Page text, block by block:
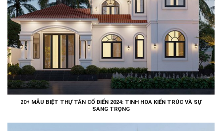
20+ MẪU BIỆT THỰ TÂN CỔ ĐIỂN 2024: TINH HOA KIẾN TRÚC VÀ SỰ
SANG TRỌNG